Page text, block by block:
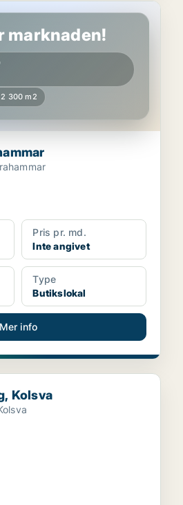
marknaden!
300 m2
Pris pr. md.
Inte angivet
Type
Butikslokal
Mer info
Kolsva